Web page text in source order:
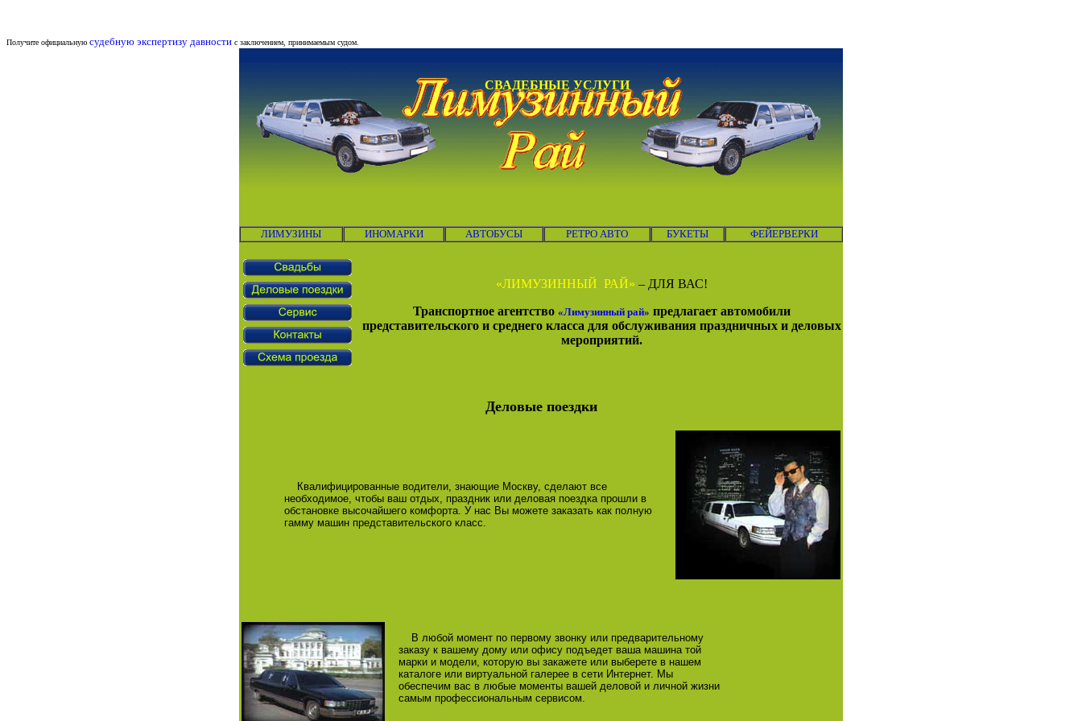
Получите официальную судебную экспертизу давности с заключением, принимаемым судом.
СВАДЕБНЫЕ УСЛУГИ
ЛИМУЗИНЫ ИНОМАРКИ АВТОБУСЫ РЕТРО АВТО БУКЕТЫ ФЕЙЕРВЕРКИ
«ЛИМУЗИННЫЙ РАЙ» – ДЛЯ ВАС!
Транспортное агентство «Лимузинный рай» предлагает автомобили
представительского и среднего класса для обслуживания праздничных и деловых
мероприятий.
Деловые поездки
Квалифицированные водители, знающие Москву, сделают все
необходимое, чтобы ваш отдых, праздник или деловая поездка прошли в
обстановке высочайшего комфорта. У нас Вы можете заказать как полную
гамму машин представительского класс.
В любой момент по первому звонку или предварительному
заказу к вашему дому или офису подъедет ваша машина той
марки и модели, которую вы закажете или выберете в нашем
каталоге или виртуальной галерее в сети Интернет. Мы
обеспечим вас в любые моменты вашей деловой и личной жизни
самым профессиональным сервисом.